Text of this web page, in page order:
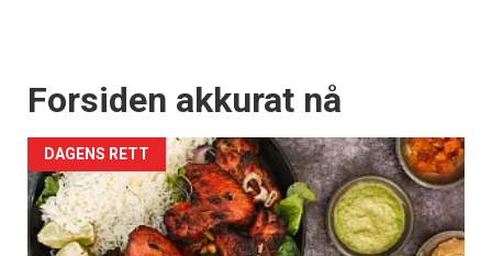
Forsiden akkurat nå
DAGENS RETT